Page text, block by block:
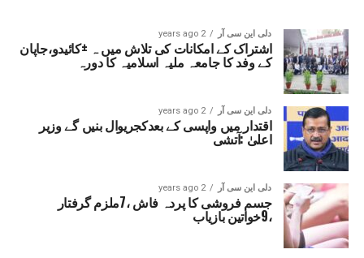
دلی این سی آر 2 years ago
اشتراک کے امکانات کی تلاش میں ہ ±کائیدو،جاپان
کے وفد کا جامعہ ملیہ اسلامیہ کا دورہ
دلی این سی آر 2 years ago
اقتدار میں واپسی کے بعدکجریوال بنیں گے وزیر
اعلیٰ :آتشی
دلی این سی آر 2 years ago
جسم فروشی کا پردہ فاش ،7ملزم گرفتار
،9خواتین بازیاب